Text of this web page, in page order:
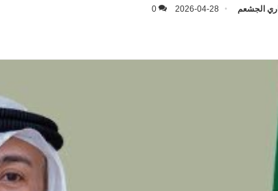
الجشعم 2026-04-28
0